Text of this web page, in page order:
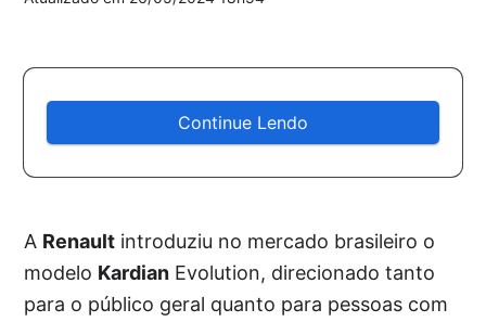
Continue Lendo
A Renault introduziu no mercado brasileiro o
modelo Kardian Evolution, direcionado tanto
para o público geral quanto para pessoas com